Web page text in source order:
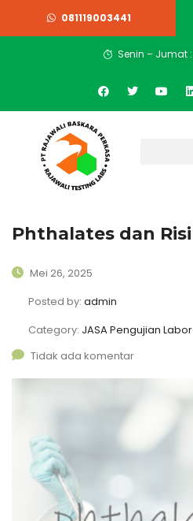
081119003441
Senin – Jumat :
Phthalates dan
Mei 26, 2025
Posted by: admin
Category: JASA Pengujian
Tidak ada komentar